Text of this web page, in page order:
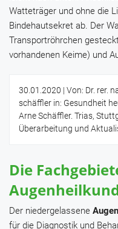
Watteträger und ohne die
Bindehautsekret ab. Der
Transportröhrchen
vorhandenen Keime) und
30.01.2020 | Von: Dr. rer.
schäffler in: Gesundheit
Arne Schäffler. Trias,
Überarbeitung und
Die
Der niedergelassene
für die Diagnostik und